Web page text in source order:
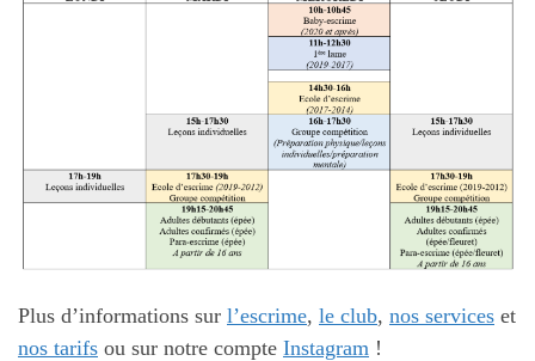
Plus d’informations sur l’escrime, le club, nos services et
nos tarifs ou sur notre compte Instagram !